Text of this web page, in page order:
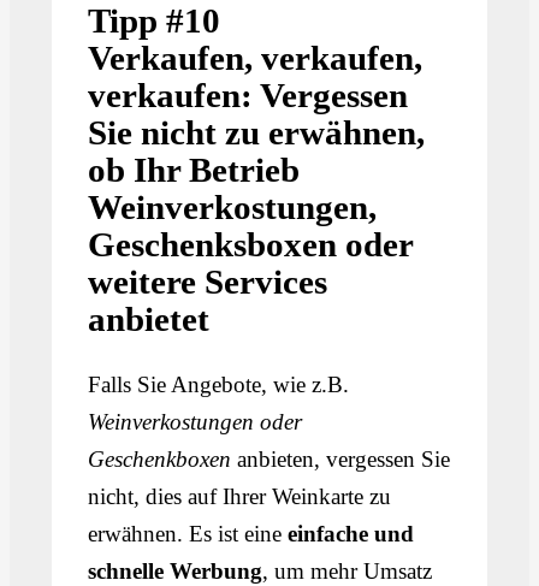
Tipp #10
Verkaufen, verkaufen,
verkaufen: Vergessen
Sie nicht zu erwähnen,
ob Ihr Betrieb
Weinverkostungen,
Geschenksboxen oder
weitere Services
anbietet
Falls Sie Angebote, wie z.B.
Weinverkostungen oder
Geschenkboxen anbieten, vergessen Sie
nicht, dies auf Ihrer Weinkarte zu
erwähnen. Es ist eineeinfache und
schnelle Werbung, um mehr Umsatz